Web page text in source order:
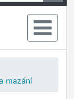
mazání